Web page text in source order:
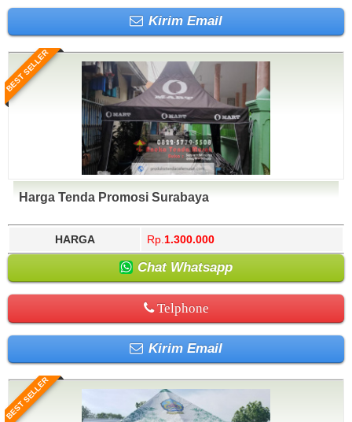
Kirim Email
BEST SELLER
Harga Tenda Promosi Surabaya
HARGA Rp. 1.300.000
Chat Whatsapp
Telphone
Kirim Email
BEST SELLER